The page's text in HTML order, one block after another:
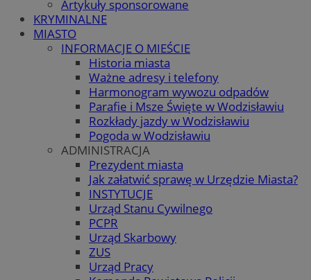
Artykuły sponsorowane
KRYMINALNE
MIASTO
INFORMACJE O MIEŚCIE
Historia miasta
Ważne adresy i telefony
Harmonogram wywozu odpadów
Parafie i Msze Święte w Wodzisławiu
Rozkłady jazdy w Wodzisławiu
Pogoda w Wodzisławiu
ADMINISTRACJA
Prezydent miasta
Jak załatwić sprawę w Urzędzie Miasta?
INSTYTUCJE
Urząd Stanu Cywilnego
PCPR
Urząd Skarbowy
ZUS
Urząd Pracy